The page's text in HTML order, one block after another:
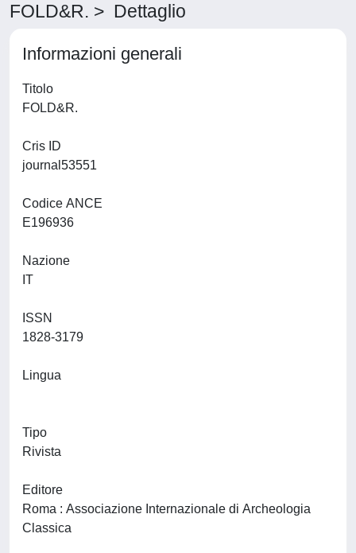
FOLD&R. > Dettaglio
Informazioni generali
Titolo
Cris ID
Codice ANCE
Nazione
ISSN
Lingua
Tipo
Rivista
Editore
Roma : Associazione Internazionale di Archeologia